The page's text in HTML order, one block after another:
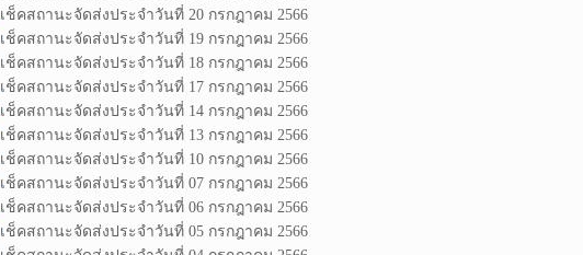
เช็คสถานะจัดส่งประจำวันที่ 20 กรกฎาคม 2566
เช็คสถานะจัดส่งประจำวันที่ 19 กรกฎาคม 2566
เช็คสถานะจัดส่งประจำวันที่ 18 กรกฎาคม 2566
เช็คสถานะจัดส่งประจำวันที่ 17 กรกฎาคม 2566
เช็คสถานะจัดส่งประจำวันที่ 14 กรกฎาคม 2566
เช็คสถานะจัดส่งประจำวันที่ 13 กรกฎาคม 2566
เช็คสถานะจัดส่งประจำวันที่ 10 กรกฎาคม 2566
เช็คสถานะจัดส่งประจำวันที่ 07 กรกฎาคม 2566
เช็คสถานะจัดส่งประจำวันที่ 06 กรกฎาคม 2566
เช็คสถานะจัดส่งประจำวันที่ 05 กรกฎาคม 2566